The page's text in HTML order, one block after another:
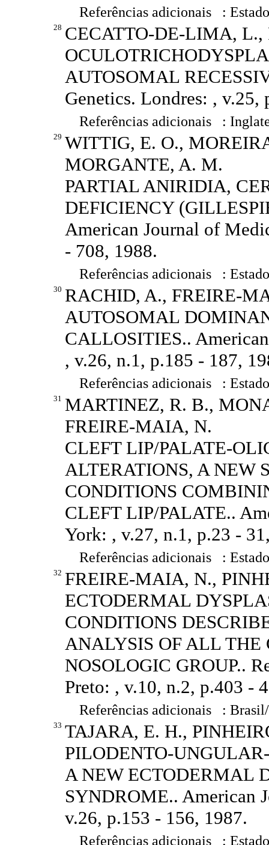
Referências adicionais :
28 CECATTO-DE-LIMA,
AUTOSOMAL
Genetics. Londres: , v.25,
Referências adicionais :
29 WITTIG, E. O.,
MORGANTE, A. M.
PARTIAL ANIRIDIA,
DEFICIENCY
American Journal of
- 708, 1988.
Referências adicionais :
30 RACHID, A., FREIRE-
AUTOSOMAL
CALLOSITIES..
, v.26, n.1, p.185 - 187,
Referências adicionais :
31 MARTINEZ, R. B.,
FREIRE-MAIA, N.
CLEFT LIP/PALATE-
ALTERATIONS, A NEW
CONDITIONS
CLEFT LIP/PALATE..
York: , v.27, n.1, p.23 -
Referências adicionais :
32 FREIRE-MAIA, N.,
ECTODERMAL
CONDITIONS
ANALYSIS OF ALL THE
NOSOLOGIC GROUP..
Preto: , v.10, n.2, p.403 -
Referências adicionais :
33 TAJARA, E. H.,
PILODENTO-
A NEW ECTODERMAL
SYNDROME.. American
v.26, p.153 - 156, 1987.
Referências adicionais :